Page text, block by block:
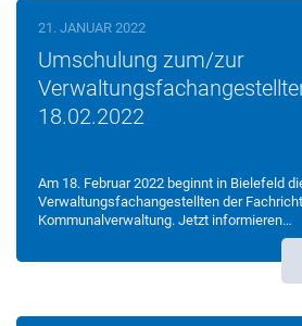
21. JANUAR 2022
Umschulung zum/zur
18.02.2022
Am 18. Februar 2022 beginnt in Bielefeld
Verwaltungsfachangestellten der
Kommunalverwaltung. Jetzt informieren…